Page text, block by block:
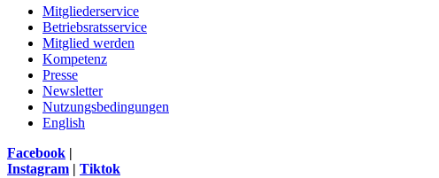
Mitgliederservice
Betriebsratsservice
Mitglied werden
Kompetenz
Presse
Newsletter
Nutzungsbedingungen
English
Facebook
Instagram
Tiktok